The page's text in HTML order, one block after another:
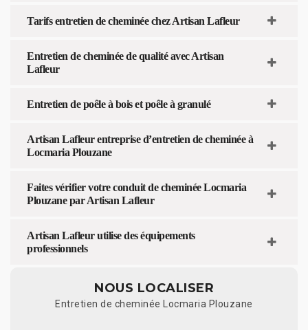
Tarifs entretien de cheminée chez Artisan Lafleur
Entretien de cheminée de qualité avec Artisan
Lafleur
Entretien de poêle à bois et poêle à granulé
Artisan Lafleur entreprise d’entretien de cheminée à
Locmaria Plouzane
Faites vérifier votre conduit de cheminée Locmaria
Plouzane par Artisan Lafleur
Artisan Lafleur utilise des équipements
professionnels
NOUS LOCALISER
Entretien de cheminée Locmaria Plouzane